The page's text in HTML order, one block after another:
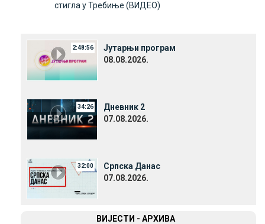
стигла у Требиње (ВИДЕО)
2:48:56
Јутарњи програм
08.08.2026.
34:26
Дневник 2
07.08.2026.
32:00
Српска Данас
07.08.2026.
ВИЈЕСТИ - АРХИВА